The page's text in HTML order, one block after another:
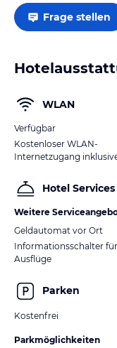
Frage stellen
WLAN
Verfügbar
Kostenloser WLAN-
Internetzugang
Hotel Services
Weitere
Geldautomat vor Ort
Informationsschalter für
Ausflüge
Parken
Kostenfrei
Parkmöglichkeiten